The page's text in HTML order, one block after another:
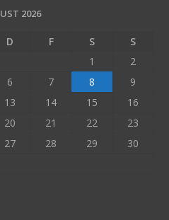
2026
D F S
S
1
2
6 7 8
9
13 14 15
16
20 21 22
23
27 28 29
30